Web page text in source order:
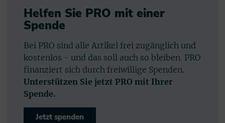
Helfen Sie PRO mit einer
Spende
Bei PRO sind alle Artikel frei zugänglich und
kostenlos - und das soll auch so bleiben. PRO
finanziert sich durch freiwillige Spenden.
Unterstützen Sie jetzt PRO mit Ihrer
Spende.
Jetzt spenden